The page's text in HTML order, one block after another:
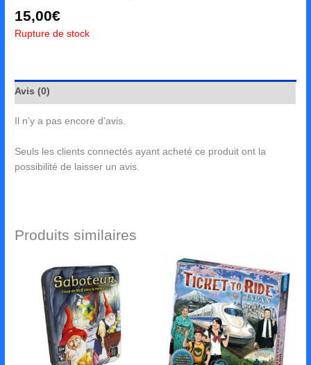
15,00€
Rupture de stock
Avis (0)
Il n’y a pas encore d’avis.
Seuls les clients connectés ayant acheté ce produit ont la
possibilité de laisser un avis.
Produits similaires